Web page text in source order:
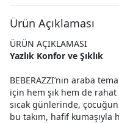
Ürün Açıklaması
ÜRÜN AÇIKLAMASI
Yazlık Konfor ve Şıklık
BEBERAZZI’nin araba
için hem şık hem de rahat
sıcak günlerinde,
bu takım, hafif kumaşıyla